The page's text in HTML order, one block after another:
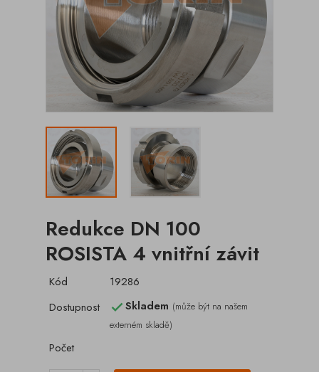
Redukce DN 100
ROSISTA 4 vnitřní závit
Kód
19286
Dostupnost
Skladem (může být na našem
externém skladě)
Počet